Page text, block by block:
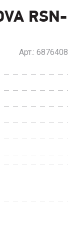
RSN-
Арт.: 6876408